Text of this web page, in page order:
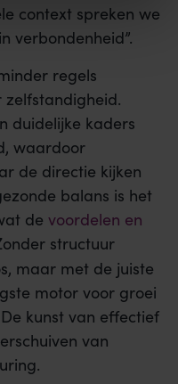
context spreken we
verbondenheid”.
regels
duidelijke kaders
waardoor
de directie kijken
balans is het
de voordelen en
structuur
maar met de juiste
motor voor groei
kunst van effectief
van